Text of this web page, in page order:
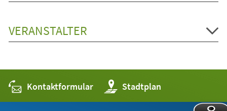
VERANSTALTER
Kontaktformular Stadtplan
(Öffnet
in
einem